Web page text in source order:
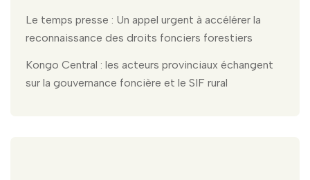
Le temps presse : Un appel urgent à accélérer la
reconnaissance des droits fonciers forestiers
Kongo Central : les acteurs provinciaux échangent
sur la gouvernance foncière et le SIF rural